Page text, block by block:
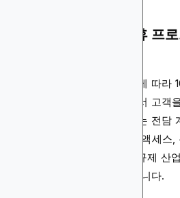
Blockchain-Ads 제휴 프
이 프로그램은 파트너 레벨에 따라
배분과 경쟁 광고 플랫폼에서 고객
너스를 제공합니다. 파트너는 전담
Blockchain Analytics 무료 액세스
보고 API를 제공받습니다. 규제 산
인증 파트너 배지도 받게 됩니다.